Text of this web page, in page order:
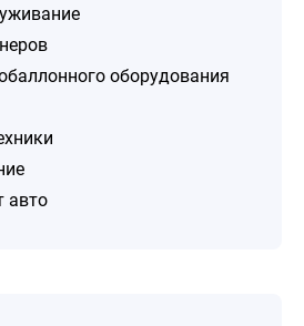
оборудования
авто